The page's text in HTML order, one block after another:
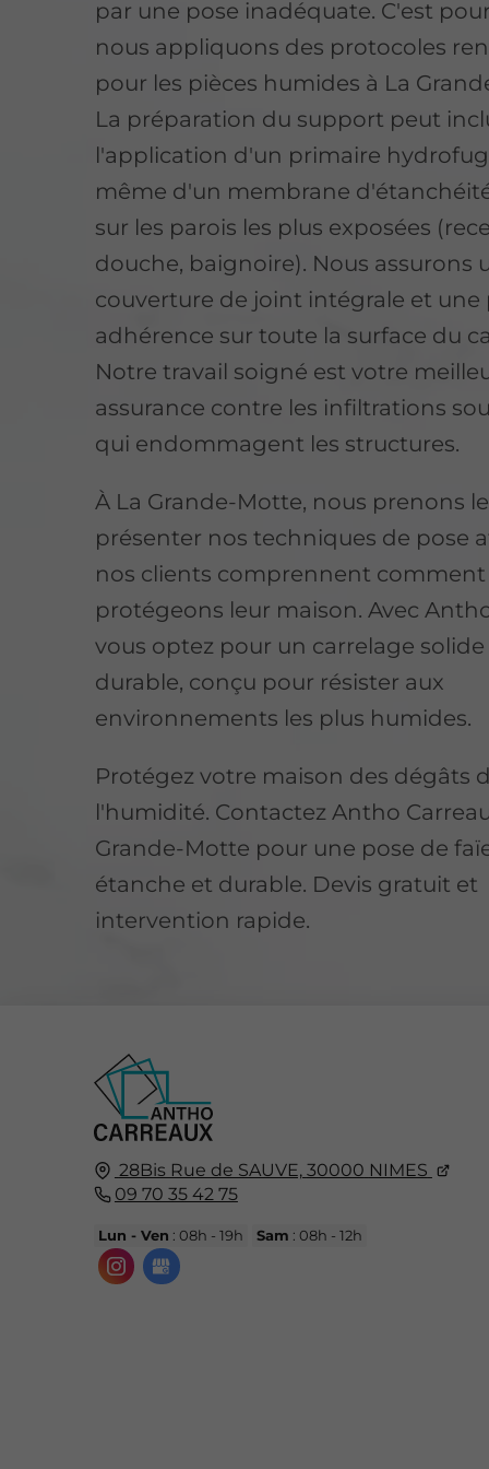
par une pose inadéquate. C'est
nous appliquons des protocoles
pour les pièces humides à La
La préparation du support peut
l'application d'un primaire
même d'un membrane
sur les parois les plus exposées
douche, baignoire). Nous assurons
couverture de joint intégrale et une
adhérence sur toute la surface du
Notre travail soigné est votre
assurance contre les infiltrations
qui endommagent les structures.
À La Grande-Motte, nous prenons
présenter nos techniques de pose
nos clients comprennent comment
protégeons leur maison. Avec
vous optez pour un carrelage solide
durable, conçu pour résister aux
environnements les plus humides.
Protégez votre maison des dégâts
l'humidité. Contactez Antho
Grande-Motte pour une pose de
étanche et durable. Devis gratuit et
intervention rapide.
28Bis Rue de SAUVE, 30000 NIMES
09 70 35 42 75
Lun - Ven : 08h - 19h Sam : 08h - 12h